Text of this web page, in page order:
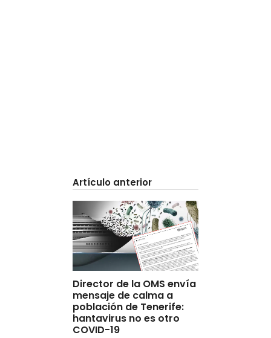
Artículo anterior
Director de la OMS envía
mensaje de calma a
población de Tenerife:
hantavirus no es otro
COVID-19